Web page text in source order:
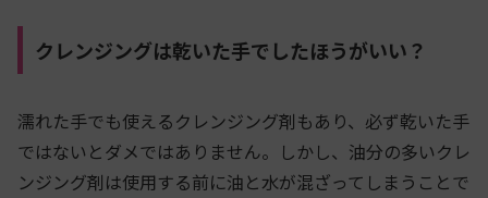
クレンジングは乾いた手でしたほうがいい？
濡れた手でも使えるクレンジング剤もあり、必ず乾いた手
ではないとダメではありません。しかし、油分の多いクレ
ンジング剤は使用する前に油と水が混ざってしまうことで